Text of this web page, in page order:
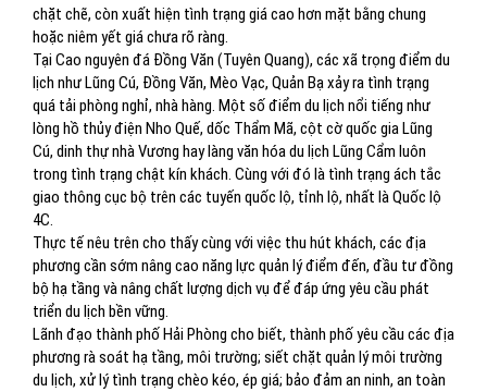
chặt chẽ, còn xuất hiện tình trạng giá cao hơn mặt bằng chung
hoặc niêm yết giá chưa rõ ràng.
Tại Cao nguyên đá Đồng Văn (Tuyên Quang), các xã trọng điểm du
lịch như Lũng Cú, Đồng Văn, Mèo Vạc, Quản Bạ xảy ra tình trạng
quá tải phòng nghỉ, nhà hàng. Một số điểm du lịch nổi tiếng như
lòng hồ thủy điện Nho Quế, dốc Thẩm Mã, cột cờ quốc gia Lũng
Cú, dinh thự nhà Vương hay làng văn hóa du lịch Lũng Cẩm luôn
trong tình trạng chật kín khách. Cùng với đó là tình trạng ách tắc
giao thông cục bộ trên các tuyến quốc lộ, tỉnh lộ, nhất là Quốc lộ
4C.
Thực tế nêu trên cho thấy cùng với việc thu hút khách, các địa
phương cần sớm nâng cao năng lực quản lý điểm đến, đầu tư đồng
bộ hạ tầng và nâng chất lượng dịch vụ để đáp ứng yêu cầu phát
triển du lịch bền vững.
Lãnh đạo thành phố Hải Phòng cho biết, thành phố yêu cầu các địa
phương rà soát hạ tầng, môi trường; siết chặt quản lý môi trường
du lịch, xử lý tình trạng chèo kéo, ép giá; bảo đảm an ninh, an toàn